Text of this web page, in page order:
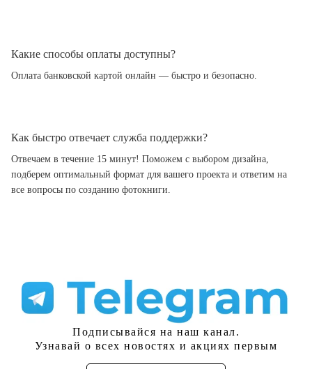
Какие способы оплаты доступны?
Оплата банковской картой онлайн — быстро и безопасно.
Как быстро отвечает служба поддержки?
Отвечаем в течение 15 минут! Поможем с выбором дизайна,
подберем оптимальный формат для вашего проекта и ответим на
все вопросы по созданию фотокниги.
Подписывайся на наш канал.
Узнавай о всех новостях и акциях первым